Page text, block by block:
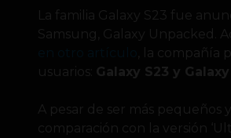
La familia Galaxy S23 fue
Samsung, Galaxy Unpacked.
, la compañía
usuarios:
Galaxy S23 y
A pesar de ser más pequeños
comparación con la versión